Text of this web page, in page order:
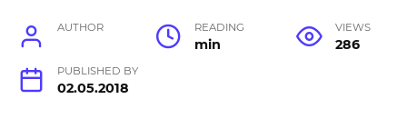
AUTHOR READING
min
VIEWS
286
PUBLISHED BY
02.05.2018